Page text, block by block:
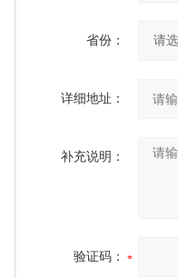
省份：
详细地址：
补充说明：
验证码：